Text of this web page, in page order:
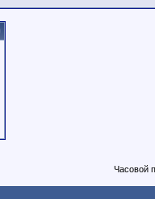
Часовой